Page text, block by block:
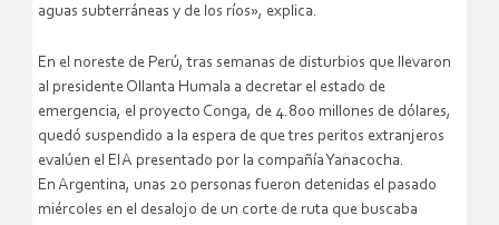
aguas subterráneas y de los ríos», explica.
En el noreste de Perú, tras semanas de disturbios que llevaron
al presidente Ollanta Humala a decretar el estado de
emergencia, el proyecto Conga, de 4.800 millones de dólares,
quedó suspendido a la espera de que tres peritos extranjeros
evalúen el EIA presentado por la compañía Yanacocha.
En Argentina, unas 20 personas fueron detenidas el pasado
miércoles en el desalojo de un corte de ruta que buscaba